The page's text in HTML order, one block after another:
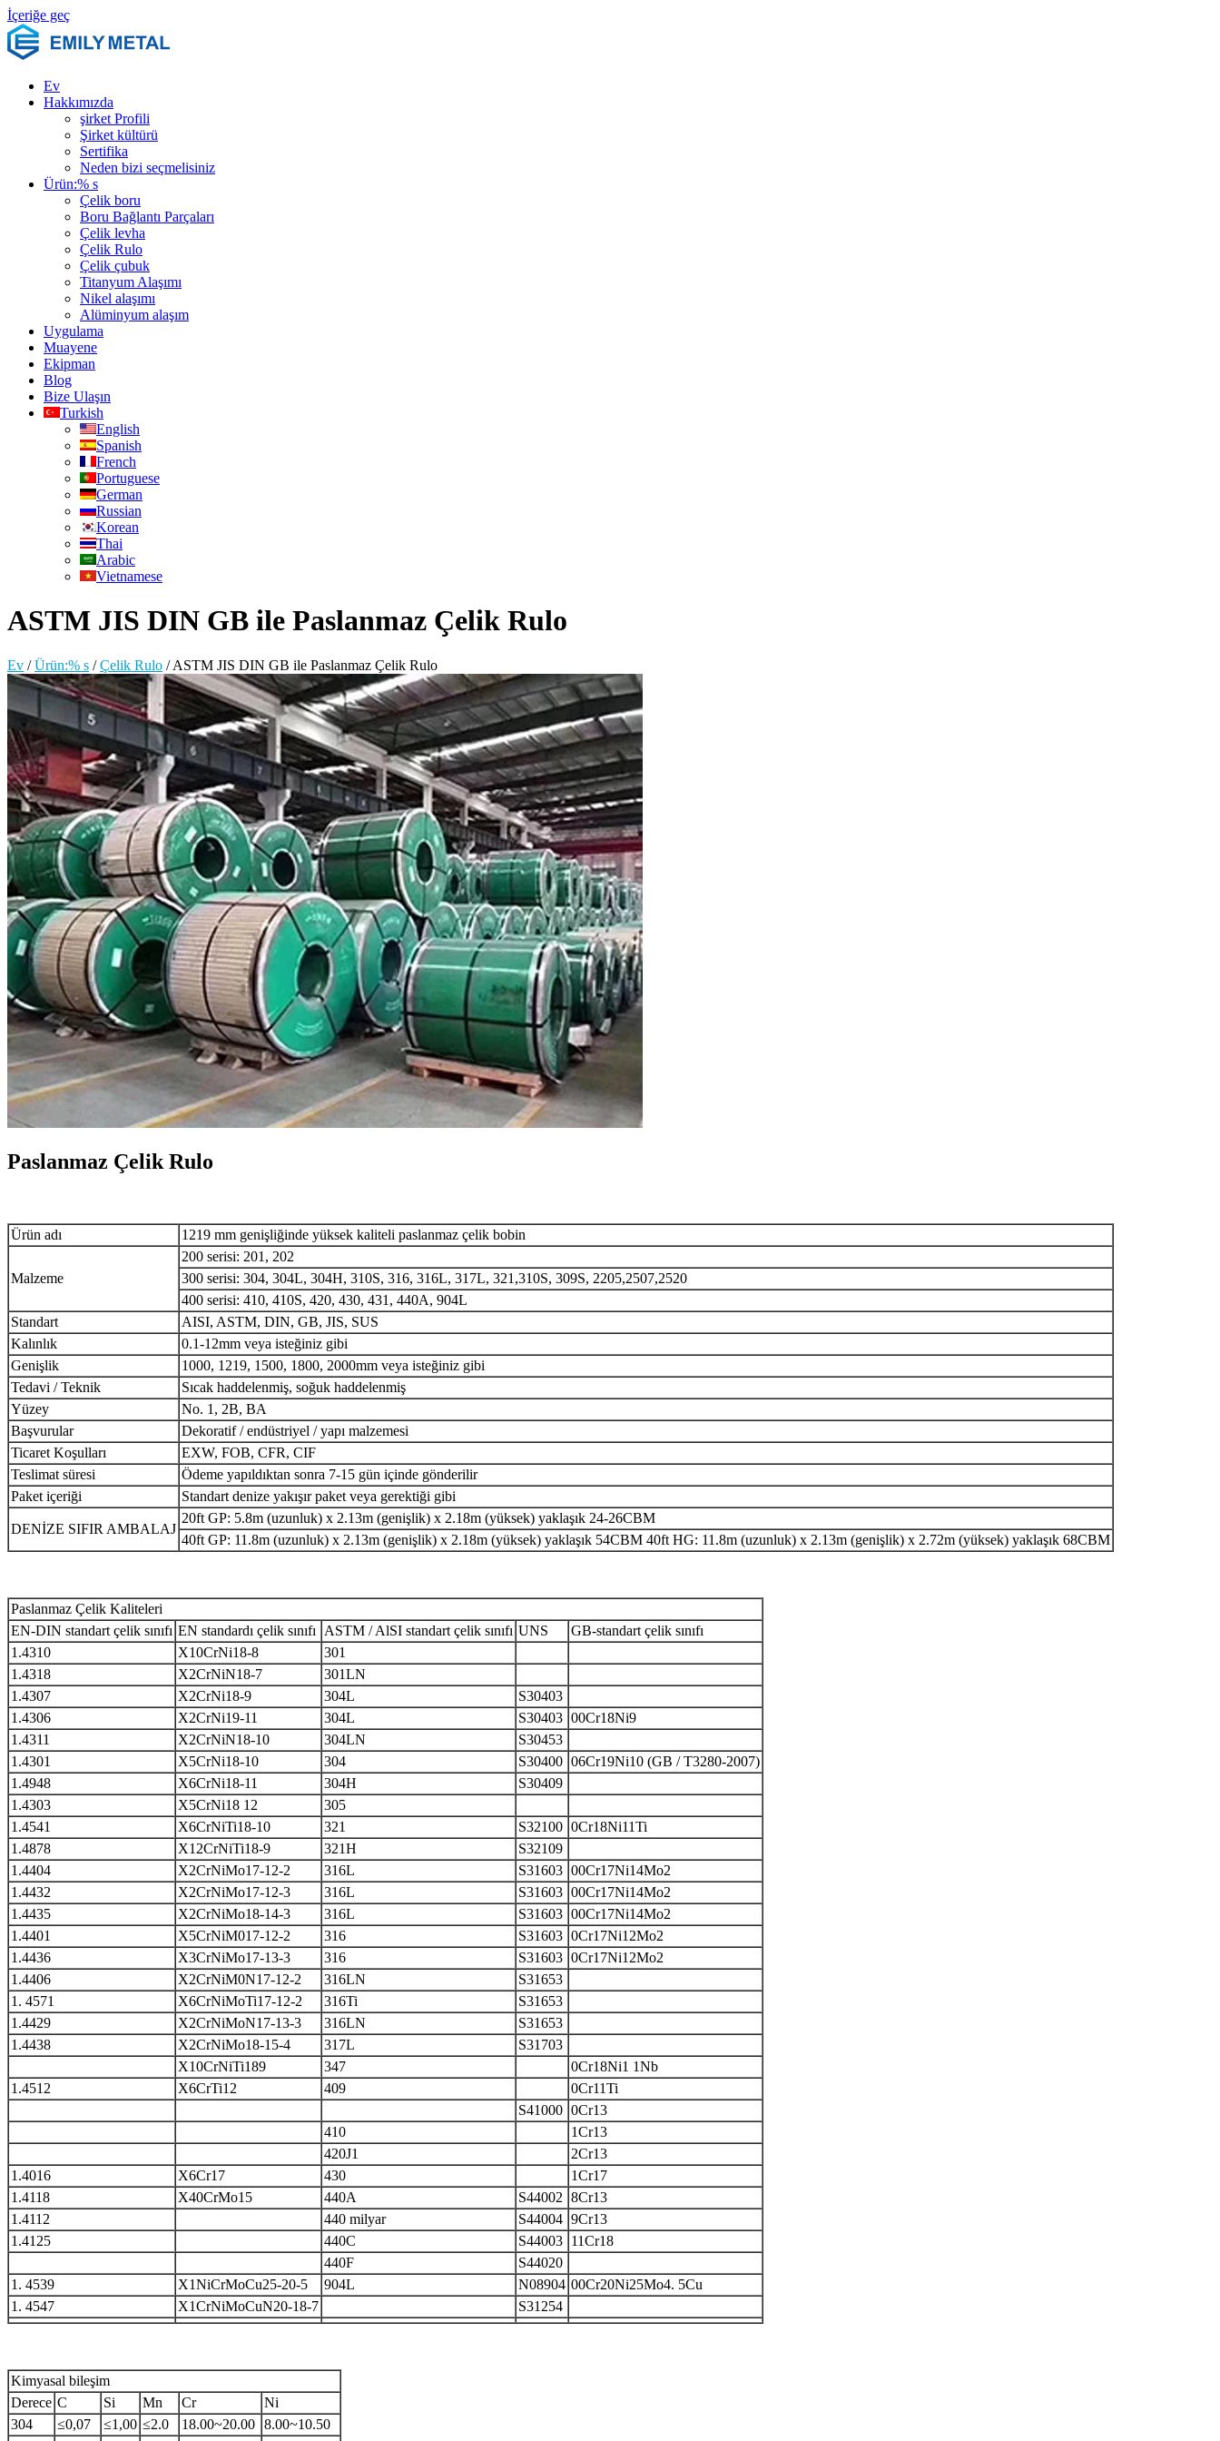
İçeriğe geç
Ev
Hakkımızda
şirket Profili
Şirket kültürü
Sertifika
Neden bizi seçmelisiniz
Ürün:% s
Çelik boru
Boru Bağlantı Parçaları
Çelik levha
Çelik Rulo
Çelik çubuk
Titanyum Alaşımı
Nikel alaşımı
Alüminyum alaşım
Uygulama
Muayene
Ekipman
Blog
Bize Ulaşın
Turkish
English
Spanish
French
Portuguese
German
Russian
Korean
Thai
Arabic
Vietnamese
ASTM JIS DIN GB ile Paslanmaz Çelik Rulo
Ev /Ürün:% s /Çelik Rulo /ASTM JIS DIN GB ile Paslanmaz Çelik Rulo
Paslanmaz Çelik Rulo
Ürün adı 1219 mm genişliğinde yüksek kaliteli paslanmaz çelik bobin
Malzeme
200 serisi: 201, 202
300 serisi: 304, 304L, 304H, 310S, 316, 316L, 317L, 321,310S, 309S, 2205,2507,2520
400 serisi: 410, 410S, 420, 430, 431, 440A, 904L
Standart
AISI, ASTM, DIN, GB, JIS, SUS
Kalınlık
0.1-12mm veya isteğiniz gibi
Genişlik
1000, 1219, 1500, 1800, 2000mm veya isteğiniz gibi
Tedavi / Teknik
Sıcak haddelenmiş, soğuk haddelenmiş
Yüzey
No. 1, 2B, BA
Başvurular
Dekoratif / endüstriyel / yapı malzemesi
Ticaret Koşulları
EXW, FOB, CFR, CIF
Teslimat süresi
Ödeme yapıldıktan sonra 7-15 gün içinde gönderilir
Paket içeriği
Standart denize yakışır paket veya gerektiği gibi
DENİZE SIFIR AMBALAJ
20ft GP: 5.8m (uzunluk) x 2.13m (genişlik) x 2.18m (yüksek) yaklaşık 24-26CBM
40ft GP: 11.8m (uzunluk) x 2.13m (genişlik) x 2.18m (yüksek) yaklaşık 54CBM 40ft HG: 11.8m (uzunluk) x 2.13m (genişlik) x 2.72m (yüksek) yaklaşık 68CBM
Paslanmaz Çelik Kaliteleri
EN-DIN standart çelik sınıfı EN standardı çelik sınıfı ASTM / AlSI standart çelik sınıfı UNS
GB-standart çelik sınıfı
1.4310
X10CrNi18-8
301
1.4318
X2CrNiN18-7
301LN
1.4307
X2CrNi18-9 304L
S30403
1.4306
X2CrNi19-11 304L S30403 00Cr18Ni9
1.4311
X2CrNiN18-10 304LN
S30453
1.4301
X5CrNi18-10 304 S30400 06Cr19Ni10 (GB / T3280-2007)
1.4948
X6CrNi18-11 304H
S30409
1.4303
X5CrNi18 12
305
1.4541
X6CrNiTi18-10 321 S32100 0Cr18Ni11Ti
1.4878
X12CrNiTi18-9 321H
S32109
1.4404
X2CrNiMo17-12-2 316L S31603 00Cr17Ni14Mo2
1.4432
X2CrNiMo17-12-3 316L S31603 00Cr17Ni14Mo2
1.4435
X2CrNiMo18-14-3 316L S31603 00Cr17Ni14Mo2
1.4401
X5CrNiM017-12-2 316 S31603 0Cr17Ni12Mo2
1.4436
X3CrNiMo17-13-3 316 S31603 0Cr17Ni12Mo2
1.4406
X2CrNiM0N17-12-2 316LN
S31653
1. 4571
X6CrNiMoTi17-12-2 316Ti
S31653
1.4429
X2CrNiMoN17-13-3 316LN
S31653
1.4438
X2CrNiMo18-15-4 317L
S31703
X10CrNiTi189
347
0Cr18Ni1 1Nb
1.4512
X6CrTi12 409
0Cr11Ti
S41000 0Cr13
410
1Cr13
420J1
2Cr13
1.4016
X6Cr17 430
1Cr17
1.4118
X40CrMo15 440A S44002 8Cr13
1.4112
440 milyar S44004 9Cr13
1.4125
440C S44003 11Cr18
440F
S44020
1. 4539
X1NiCrMoCu25-20-5 904L N08904 00Cr20Ni25Mo4. 5Cu
1. 4547
X1CrNiMoCuN20-18-7 S31254
Kimyasal bileşim
Derece C Si Mn Cr
Ni
304
≤0,07 ≤1,00 ≤2.0 18.00~20.00 8.00~10.50